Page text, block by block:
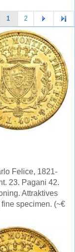
1 2
Felice, 1821-
23. Pagani 42.
Attraktives
specimen. (~€